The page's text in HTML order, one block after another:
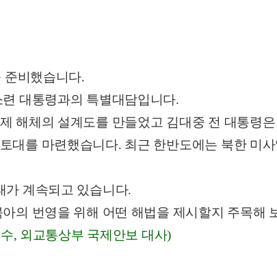
준비했습니다.
대통령과의 특별대담입니다.
해체의 설계도를 만들었고 김대중 전 대통령
대를 마련했습니다. 최근 한반도에는 북한 미
가 계속되고 있습니다.
의 번영을 위해 어떤 해법을 제시할지 주목해
, 외교통상부 국제안보 대사)